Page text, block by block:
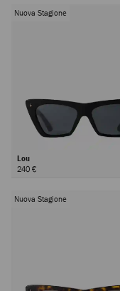
Nuova Stagione
Lou
240 €
Nuova Stagione